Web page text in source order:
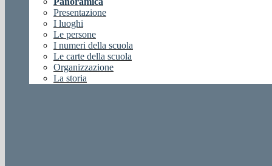
Presentazione
I luoghi
Le persone
I numeri della scuola
Le carte della scuola
Organizzazione
La storia